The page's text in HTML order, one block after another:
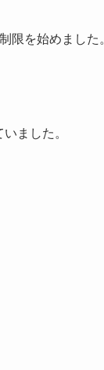
を始めました。
ました。